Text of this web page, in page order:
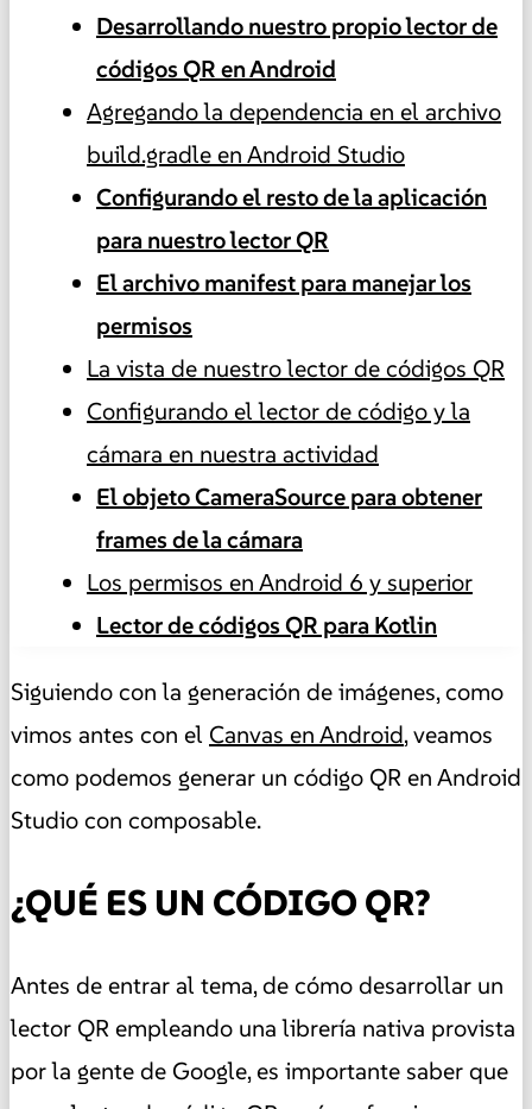
Desarrollando nuestro propio lector de
códigos QR en Android
Agregando la dependencia en el archivo
build.gradle en Android Studio
Configurando el resto de la aplicación
para nuestro lector QR
El archivo manifest para manejar los
permisos
La vista de nuestro lector de códigos QR
Configurando el lector de código y la
cámara en nuestra actividad
El objeto CameraSource para obtener
frames de la cámara
Los permisos en Android 6 y superior
Lector de códigos QR para Kotlin
Siguiendo con la generación de imágenes, como
vimos antes con el Canvas en Android, veamos
como podemos generar un código QR en Android
Studio con composable.
¿QUÉ ES UN CÓDIGO QR?
Antes de entrar al tema, de cómo desarrollar un
lector QR empleando una librería nativa provista
por la gente de Google, es importante saber que